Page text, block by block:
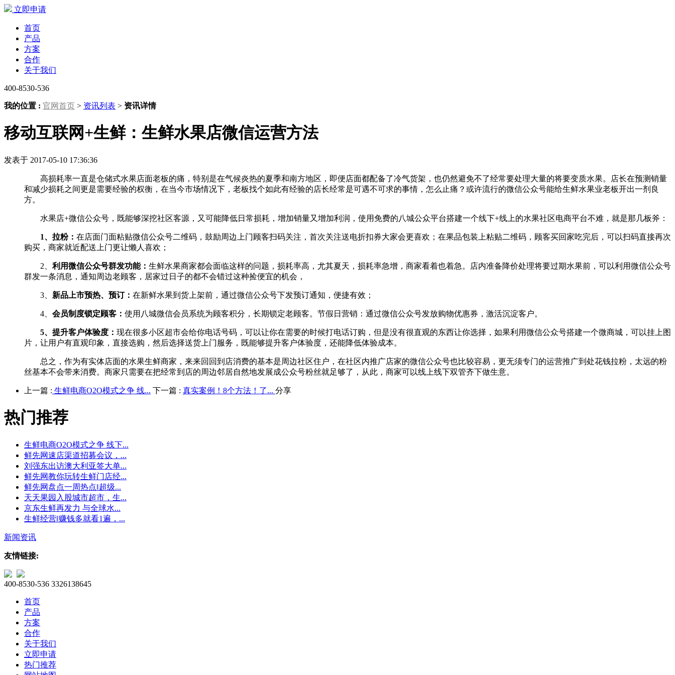
立即申请
首页
产品
方案
合作
关于我们
400-8530-536
我的位置 : 官网首页 > 资讯列表 > 资讯详情
移动互联网+生鲜：生鲜水果店微信运营方法
发表于 2017-05-10 17:36:36
高损耗率一直是仓储式水果店面老板的痛，特别是在气候炎热的夏季和南方地区，即便店面都配备了冷气货架，也仍然避免不了经常要处理大量的将要变质水果。店长在预测销量
和减少损耗之间更是需要经验的权衡，在当今市场情况下，老板找个如此有经验的店长经常是可遇不可求的事情，怎么止痛？或许流行的微信公众号能给生鲜水果业老板开出一剂良
方。
水果店+微信公众号，既能够深挖社区客源，又可能降低日常损耗，增加销量又增加利润，使用免费的八城公众平台搭建一个线下+线上的水果社区电商平台不难，就是那几板斧：
1、 拉粉： 在店面门面粘贴微信公众号二维码，鼓励周边上门顾客扫码关注，首次关注送电折扣券大家会更喜欢；在果品包装上粘贴二维码，顾客买回家吃完后，可以扫码直接再次
购买，商家就近配送上门更让懒人喜欢；
2、 利用微信公众号群发功能： 生鲜水果商家都会面临这样的问题，损耗率高，尤其夏天，损耗率急增，商家看着也着急。店内准备降价处理将要过期水果前，可以利用微信公众号
群发一条消息，通知周边老顾客，居家过日子的都不会错过这种捡便宜的机会，
3、 新品上市预热、预订： 在新鲜水果到货上架前，通过微信公众号下发预订通知，便捷有效；
4、 会员制度锁定顾客： 使用八城微信会员系统为顾客积分，长期锁定老顾客。节假日营销：通过微信公众号发放购物优惠券，激活沉淀客户。
5、提升客户体验度： 现在很多小区超市会给你电话号码，可以让你在需要的时候打电话订购，但是没有很直观的东西让你选择，如果利用微信公众号搭建一个微商城，可以挂上图
片，让用户有直观印象，直接选购，然后选择送货上门服务，既能够提升客户体验度，还能降低体验成本。
总之，作为有实体店面的水果生鲜商家，来来回回到店消费的基本是周边社区住户，在社区内推广店家的微信公众号也比较容易，更无须专门的运营推广到处花钱拉粉，太远的粉
丝基本不会带来消费。商家只需要在把经常到店的周边邻居自然地发展成公众号粉丝就足够了，从此，商家可以线上线下双管齐下做生意。
上一篇 : 生鲜电商O2O模式之争 线... 下一篇 : 真实案例！8个方法！了... 分享
热门推荐
生鲜电商O2O模式之争 线下...
鲜先网速店渠道招募会议，...
刘强东出访澳大利亚签大单...
鲜先网教你玩转生鲜门店经...
鲜先网盘点一周热点‖超级...
天天果园入股城市超市，生...
京东生鲜再发力 与全球水...
生鲜经营‖赚钱多就看1遍，...
新闻资讯
友情链接:
400-8530-536 3326138645
首页
产品
方案
合作
关于我们
立即申请
热门推荐